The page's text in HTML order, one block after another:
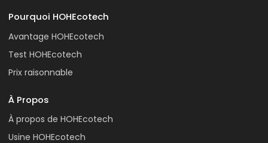
Pourquoi HOHEcotech
Avantage HOHEcotech
Test HOHEcotech
Prix raisonnable
À Propos
À propos de HOHEcotech
Usine HOHEcotech